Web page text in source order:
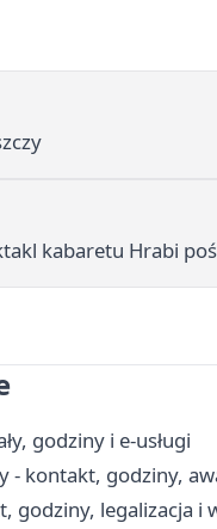
kabaretu Hrabi
godziny i e-usługi
- kontakt, godziny,
godziny, legalizacja i